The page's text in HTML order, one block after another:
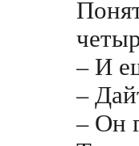
– И
–
– Он